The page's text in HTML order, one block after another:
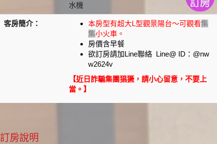
水機
客房簡介： 本房型有超大L型觀景陽台～可觀看集
集小火車。
房價含早餐
欲訂房請加Line聯絡 Line@ ID：@nw
w2624v
【近日詐騙集團猖獗，請小心留意，不要上
當。】
訂房說明